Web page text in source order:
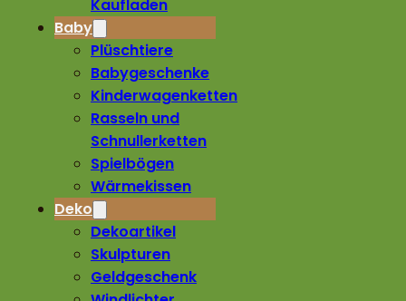
Kaufladen
Baby
Plüschtiere
Babygeschenke
Kinderwagenketten
Rasseln und
Schnullerketten
Spielbögen
Wärmekissen
Deko
Dekoartikel
Skulpturen
Geldgeschenk